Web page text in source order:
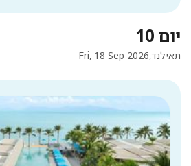
יום 10
Fri, 18 Sep 2026תאילנד,